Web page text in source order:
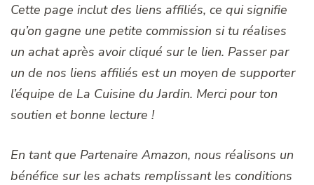
Cette page inclut des liens affiliés, ce qui signifie
qu’on gagne une petite commission si tu réalises
un achat après avoir cliqué sur le lien. Passer par
un de nos liens affiliés est un moyen de supporter
l’équipe de La Cuisine du Jardin. Merci pour ton
soutien et bonne lecture !
En tant que Partenaire Amazon, nous réalisons un
bénéfice sur les achats remplissant les conditions